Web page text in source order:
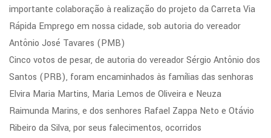
importante colaboração à realização do projeto da Carreta Via
Rápida Emprego em nossa cidade, sob autoria do vereador
Antônio José Tavares (PMB)
Cinco votos de pesar, de autoria do vereador Sérgio Antônio dos
Santos (PRB), foram encaminhados às famílias das senhoras
Elvira Maria Martins, Maria Lemos de Oliveira e Neuza
Raimunda Marins, e dos senhores Rafael Zappa Neto e Otávio
Ribeiro da Silva, por seus falecimentos, ocorridos